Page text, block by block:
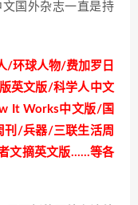
国外杂志一直是持
/环球人物/费加罗日
英文版/科学人中文
It Works中文版/国
/兵器/三联生活周
文摘英文版……等各